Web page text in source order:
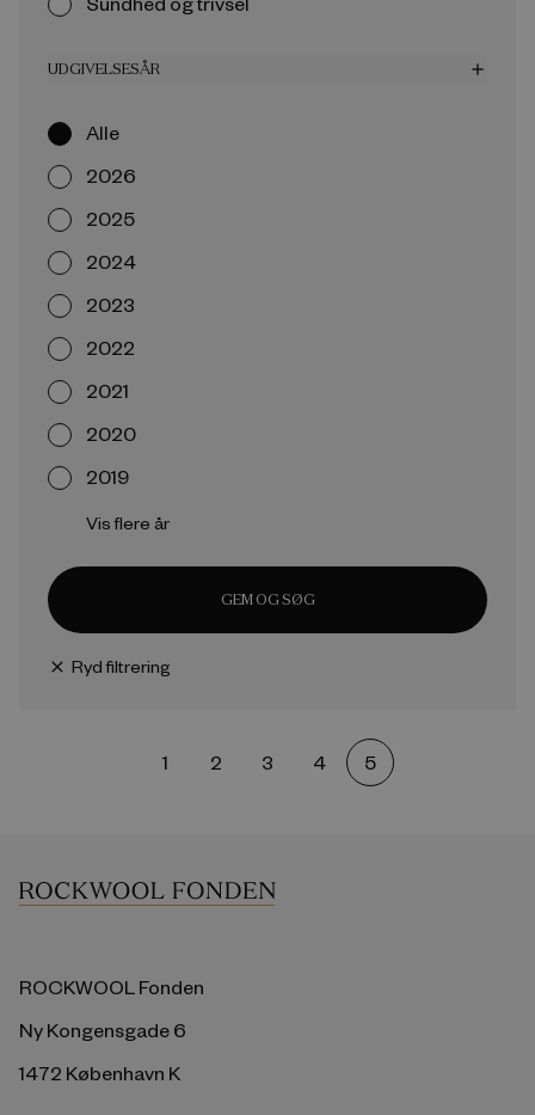
UDGIVELSESÅR add
Alle
2026
2025
2024
2023
2022
2021
2020
2019
Vis flere år
GEM OG SØG
close Ryd filtrering
1 2 3 4 5
ROCKWOOL Fonden
Ny Kongensgade 6
1472 København K